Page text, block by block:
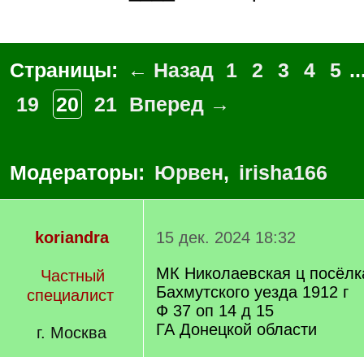
Страницы: ← Назад 1 2 3 4 5
19
20 21 Вперед →
Модераторы: Юрвен, irisha166
koriandra
Частный
специалист
г. Москва
15 дек. 2024 18:32
МК Николаевская ц
Бахмутского уезда 1912 г
Ф 37 оп 14 д 15
ГА Донецкой области